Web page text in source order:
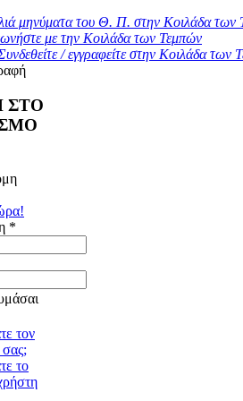
μηνύματα του Θ. Π. στην Κοιλάδα των
με την Κοιλάδα των Τεμπών
/ εγγραφείτε στην Κοιλάδα των
ΣΤΟ
*
τον
το